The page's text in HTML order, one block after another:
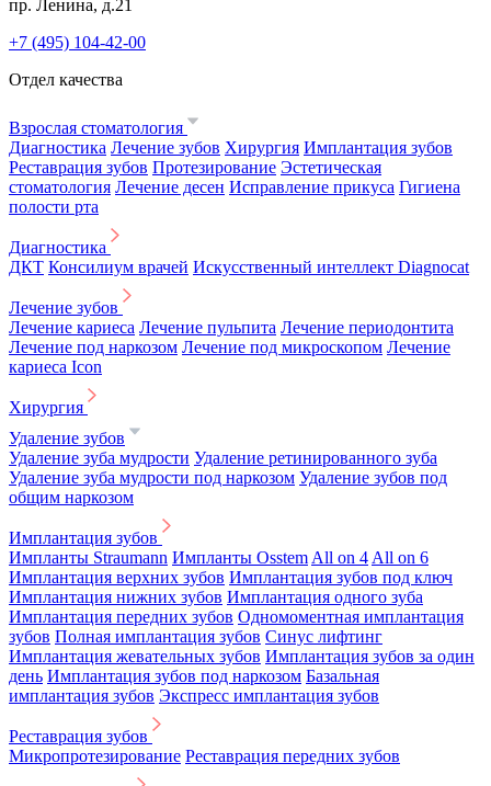
пр. Ленина, д.21
+7 (495) 104-42-00
Отдел качества
Взрослая стоматология
Диагностика Лечение зубов Хирургия Имплантация зубов
Реставрация зубов Протезирование Эстетическая
стоматология Лечение десен Исправление прикуса Гигиена
полости рта
Диагностика
ДКТ Консилиум врачей Искусственный интеллект Diagnocat
Лечение зубов
Лечение кариеса Лечение пульпита Лечение периодонтита
Лечение под наркозом Лечение под микроскопом Лечение
кариеса Icon
Хирургия
Удаление зубов
Удаление зуба мудрости Удаление ретинированного зуба
Удаление зуба мудрости под наркозом Удаление зубов под
общим наркозом
Имплантация зубов
Импланты Straumann Импланты Osstem All on 4 All on 6
Имплантация верхних зубов Имплантация зубов под ключ
Имплантация нижних зубов Имплантация одного зуба
Имплантация передних зубов Одномоментная имплантация
зубов Полная имплантация зубов Синус лифтинг
Имплантация жевательных зубов Имплантация зубов за один
день Имплантация зубов под наркозом Базальная
имплантация зубов Экспресс имплантация зубов
Реставрация зубов
Микропротезирование Реставрация передних зубов